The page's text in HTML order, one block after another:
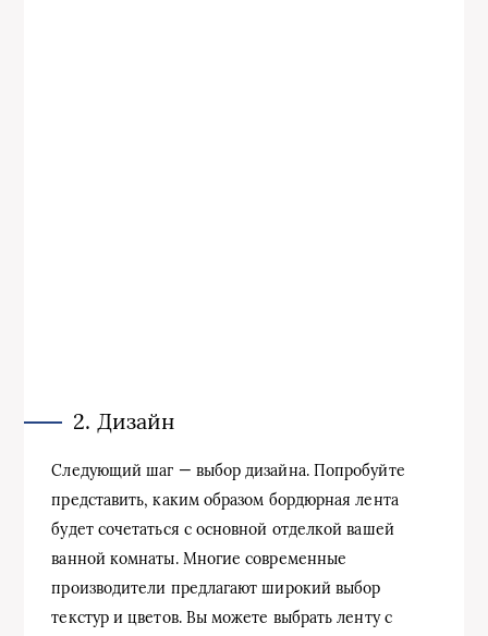
2. Дизайн
Следующий шаг — выбор дизайна. Попробуйте
представить, каким образом бордюрная лента
будет сочетаться с основной отделкой вашей
ванной комнаты. Многие современные
производители предлагают широкий выбор
текстур и цветов. Вы можете выбрать ленту с